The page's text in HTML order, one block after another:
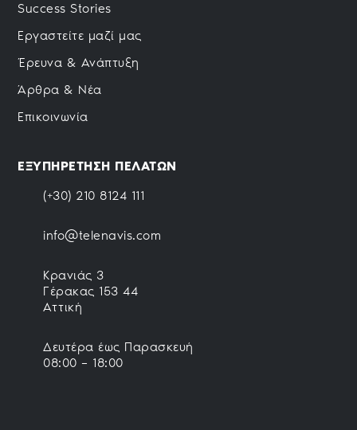
Success Stories
Εργαστείτε μαζί μας
Έρευνα & Ανάπτυξη
Άρθρα & Νέα
Επικοινωνία
ΕΞΥΠΗΡΕΤΗΣΗ ΠΕΛΑΤΩΝ
(+30) 210 8124 111
info@telenavis.com
Κρανιάς 3
Γέρακας 153 44
Αττική
Δευτέρα έως Παρασκευή
08:00 – 18:00